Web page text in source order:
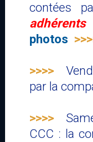
contées
photos
>>>>
par la
>>>>
CCC : la